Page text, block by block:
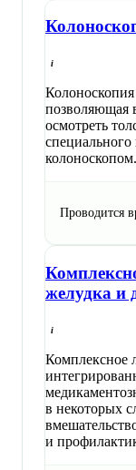
позволяющая
осмотреть
колоноскопом.
Проводится
желудка и
Комплексное
в некоторых
и